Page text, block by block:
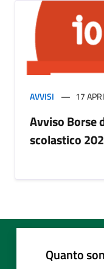
AVVISI 17
Avviso Borse
scolastico
Quanto